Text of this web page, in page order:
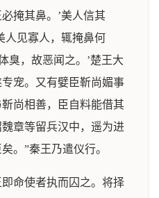
掩其鼻。’美人信其
人见寡人，辄掩鼻何
臭，故恶闻之。’楚王大
宠。又有嬖臣靳尚媚事
尚相善，臣自料能借其
章等留兵汉中，遥为进
。”秦王乃遣仪行。
命使者执而囚之。将择